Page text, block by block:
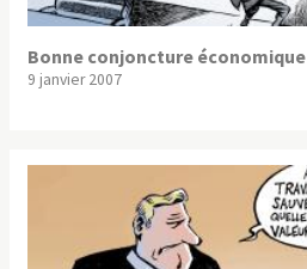
Bonne conjoncture économique
9 janvier 2007